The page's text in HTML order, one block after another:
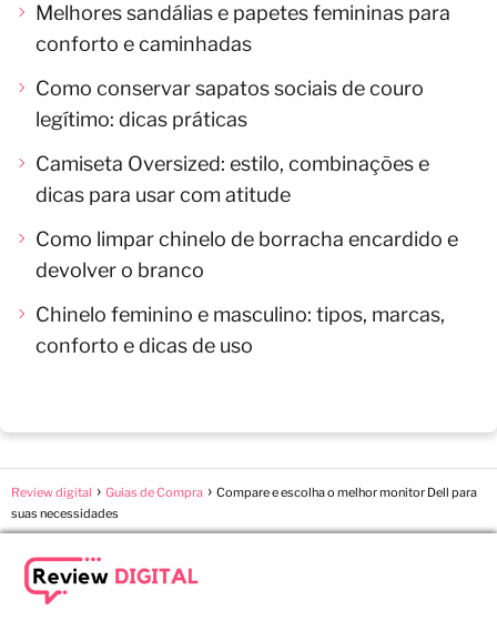
Melhores sandálias e papetes femininas para
conforto e caminhadas
Como conservar sapatos sociais de couro
legítimo: dicas práticas
Camiseta Oversized: estilo, combinações e
dicas para usar com atitude
Como limpar chinelo de borracha encardido e
devolver o branco
Chinelo feminino e masculino: tipos, marcas,
conforto e dicas de uso
Review digital Guias de Compra
Compare e escolha o melhor monitor Dell para
suas necessidades